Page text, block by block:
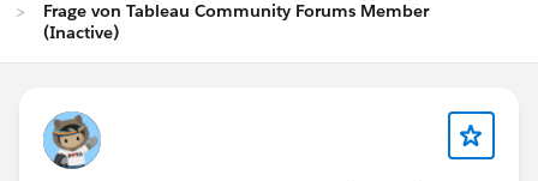
Frage von Tableau Community Forums Member
(Inactive)